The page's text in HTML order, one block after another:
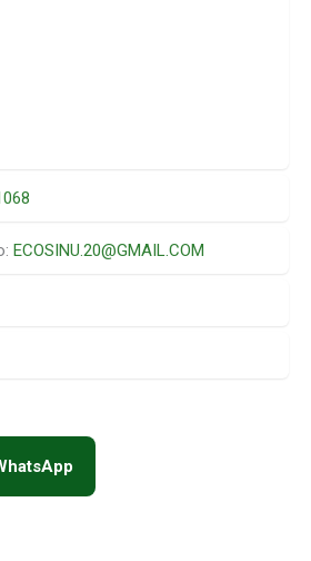
ECOSINU.20@GMAIL.COM